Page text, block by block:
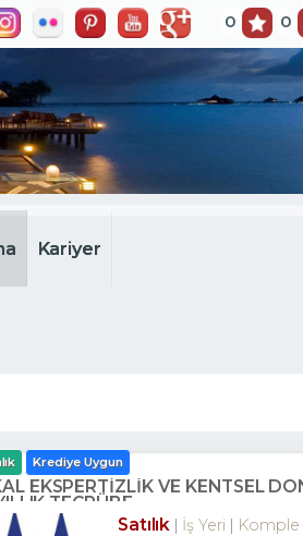
0 0
Kariyer
Krediye Uygun
EKSPERTİZLİK VE KENTSEL
TECRÜBE.
Satılık
İş Yeri Komple